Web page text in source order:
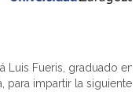
Luis Fueris, graduado en
para impartir la siguiente